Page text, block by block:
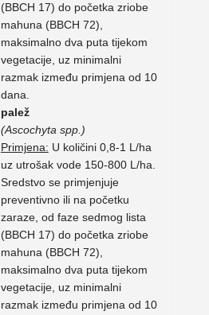
(BBCH 17) do početka zriobe
mahuna (BBCH 72),
maksimalno dva puta tijekom
vegetacije, uz minimalni
razmak između primjena od 10
dana.
palež
(Ascochyta spp.)
Primjena: U količini 0,8-1 L/ha
uz utrošak vode 150-800 L/ha.
Sredstvo se primjenjuje
preventivno ili na početku
zaraze, od faze sedmog lista
(BBCH 17) do početka zriobe
mahuna (BBCH 72),
maksimalno dva puta tijekom
vegetacije, uz minimalni
razmak između primjena od 10